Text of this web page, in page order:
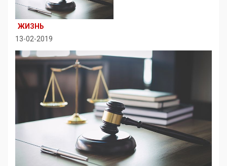
ЖИЗНЬ
13-02-2019